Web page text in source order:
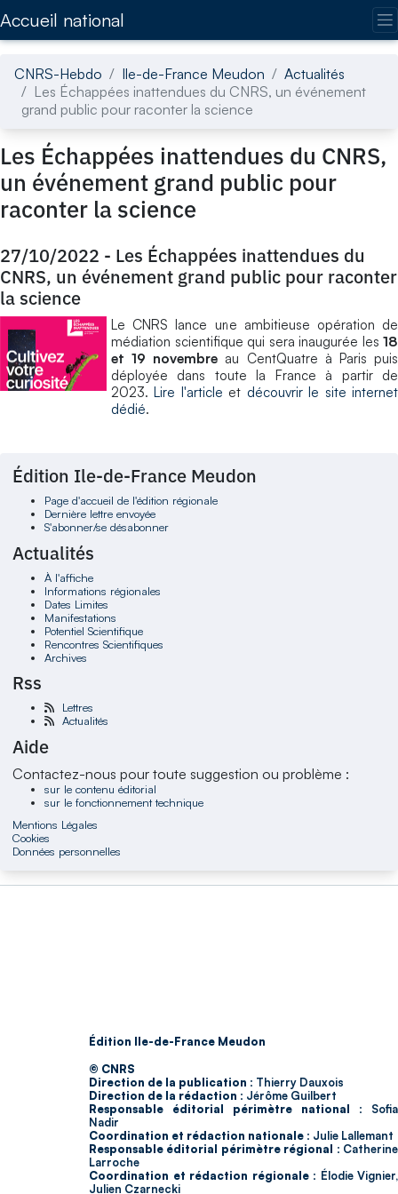
Accueil national
CNRS-Hebdo Ile-de-France Meudon
Actualités
Les Échappées inattendues du CNRS, un événement
grand public pour raconter la science
Les Échappées inattendues du CNRS,
un événement grand public pour
raconter la science
27/10/2022 - Les Échappées inattendues du
CNRS, un événement grand public pour raconter
la science
Le CNRS lance une ambitieuse opération de
médiation scientifique qui sera inaugurée les 18
et 19 novembre au CentQuatre à Paris puis
déployée dans toute la France à partir de
2023.Lire l'article et découvrir le site internet
dédié.
Édition Ile-de-France Meudon
Page d'accueil de l'édition régionale
Dernière lettre envoyée
S'abonner/se désabonner
Actualités
À l'affiche
Informations régionales
Dates Limites
Manifestations
Potentiel Scientifique
Rencontres Scientifiques
Archives
Rss
Lettres
Actualités
Aide
Contactez-nous pour toute suggestion ou problème :
sur le contenu éditorial
sur le fonctionnement technique
Mentions Légales
Cookies
Données personnelles
Édition Ile-de-France Meudon
© CNRS
Direction de la publication : Thierry Dauxois
Direction de la rédaction : Jérôme Guilbert
Responsable éditorial périmètre national : Sofia
Nadir
Coordination et rédaction nationale : Julie Lallemant
Responsable éditorial périmètre régional : Catherine
Larroche
Coordination et rédaction régionale : Élodie Vignier,
Julien Czarnecki